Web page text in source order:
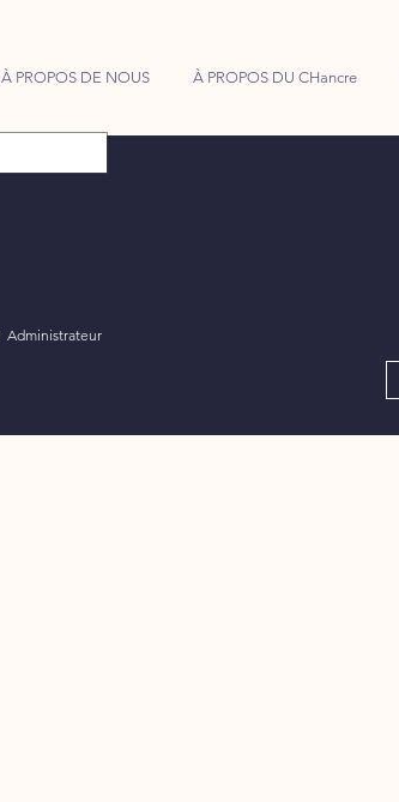
À PROPOS DE NOUS À PROPOS DU CHancre
Administrateur